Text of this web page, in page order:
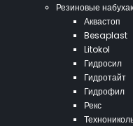
Резиновые
Аквастоп
Besaplast
Litokol
Гидросил
Гидротайт
Гидрофил
Рекс